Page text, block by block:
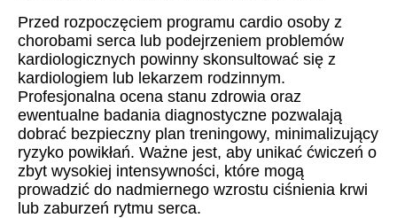
Przed rozpoczęciem programu cardio osoby z
chorobami serca lub podejrzeniem problemów
kardiologicznych powinny skonsultować się z
kardiologiem lub lekarzem rodzinnym.
Profesjonalna ocena stanu zdrowia oraz
ewentualne badania diagnostyczne pozwalają
dobrać bezpieczny plan treningowy, minimalizujący
ryzyko powikłań. Ważne jest, aby unikać ćwiczeń o
zbyt wysokiej intensywności, które mogą
prowadzić do nadmiernego wzrostu ciśnienia krwi
lub zaburzeń rytmu serca.